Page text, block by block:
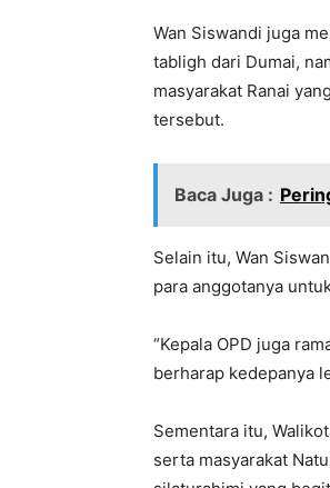
Wan Siswandi juga
tabligh dari Dumai,
masyarakat Ranai
tersebut.
Baca Juga :
Selain itu, Wan
para anggotanya
“Kepala OPD juga
berharap kedepanya
Sementara itu,
serta masyarakat